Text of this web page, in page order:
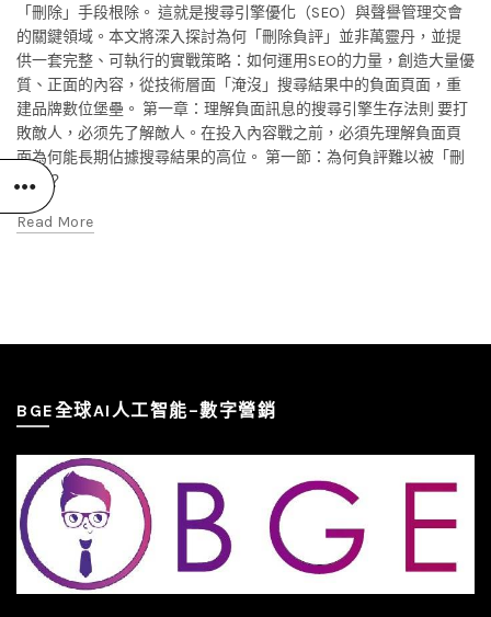
「刪除」手段根除。 這就是搜尋引擎優化（SEO）與聲譽管理交會
的關鍵領域。本文將深入探討為何「刪除負評」並非萬靈丹，並提
供一套完整、可執行的實戰策略：如何運用SEO的力量，創造大量優
質、正面的內容，從技術層面「淹沒」搜尋結果中的負面頁面，重
建品牌數位堡壘。 第一章：理解負面訊息的搜尋引擎生存法則 要打
敗敵人，必须先了解敵人。在投入內容戰之前，必須先理解負面頁
面為何能長期佔據搜尋結果的高位。 第一節：為何負評難以被「刪
除」？
Read More
BGE全球AI人工智能–數字營銷